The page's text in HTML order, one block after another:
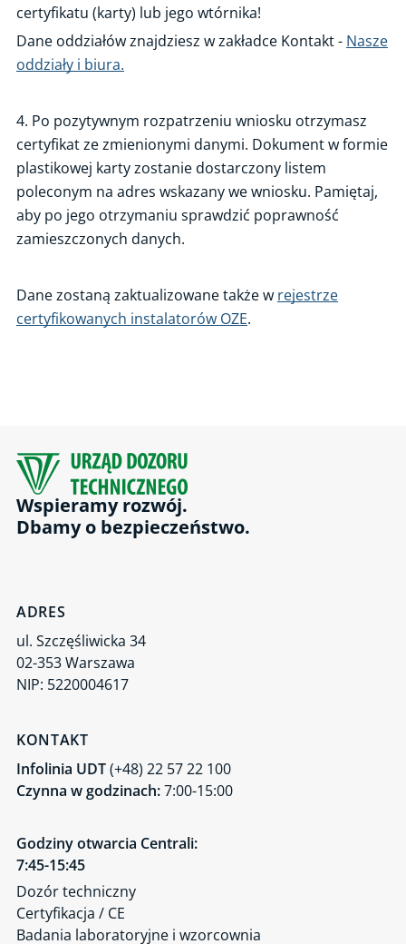
certyfikatu (karty) lub jego wtórnika!
Dane oddziałów znajdziesz w zakładce Kontakt - Nasze
oddziały i biura.
4. Po pozytywnym rozpatrzeniu wniosku otrzymasz
certyfikat ze zmienionymi danymi. Dokument w formie
plastikowej karty zostanie dostarczony listem
poleconym na adres wskazany we wniosku. Pamiętaj,
aby po jego otrzymaniu sprawdzić poprawność
zamieszczonych danych.
Dane zostaną zaktualizowane także w rejestrze
certyfikowanych instalatorów OZE.
Wspieramy rozwój.
Dbamy o bezpieczeństwo.
ADRES
ul. Szczęśliwicka 34
02-353 Warszawa
NIP: 5220004617
KONTAKT
Infolinia UDT(+48) 22 57 22 100
Czynna w godzinach:7:00-15:00
Godziny otwarcia Centrali:
7:45-15:45
Dozór techniczny
Certyfikacja / CE
Badania laboratoryjne i wzorcownia